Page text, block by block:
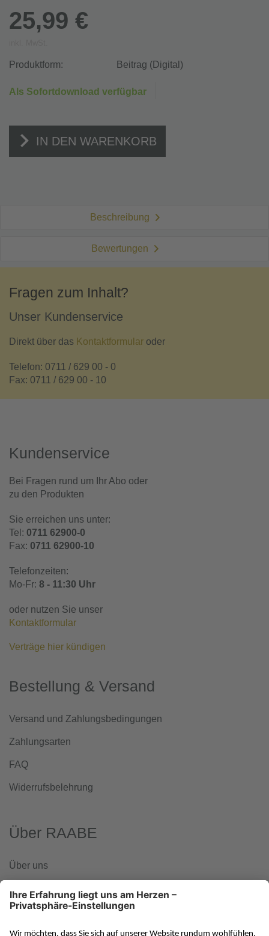
25,99 €
Produktform: Beitrag (Digital)
Als Sofortdownload verfügbar
IN DEN WARENKORB
Beschreibung
Bewertungen
Fragen zum Inhalt?
Unser Kundenservice
Direkt über das Kontaktformular oder
Telefon: 0711 / 629 00 - 0
Fax: 0711 / 629 00 - 10
Kundenservice
Bei Fragen rund um Ihr Abo oder
zu den Produkten
Sie erreichen uns unter:
Tel: 0711 62900-0
Fax: 0711 62900-10
Telefonzeiten:
Mo-Fr: 8 - 11:30 Uhr
oder nutzen Sie unser
Kontaktformular
Verträge hier kündigen
Bestellung & Versand
Versand und Zahlungsbedingungen
Zahlungsarten
FAQ
Widerrufsbelehrung
Über RAABE
Über uns